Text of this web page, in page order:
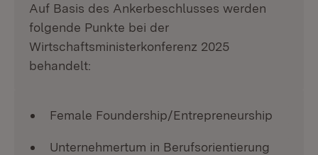
Auf Basis des Ankerbeschlusses werden
folgende Punkte bei der
Wirtschaftsministerkonferenz 2025
behandelt:
Female Foundership/Entrepreneurship
Unternehmertum in Berufsorientierung